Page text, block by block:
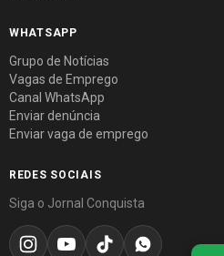
WHATSAPP
Grupo de Notícias
Vagas de Emprego
Canal WhatsApp
Enviar denúncia
Enviar vaga de emprego
REDES SOCIAIS
Siga o Jornal Conquista